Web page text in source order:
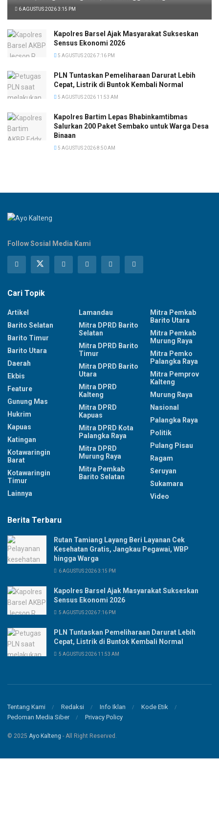
6 AGUSTUS 2026 3:15 PM
Kapolres Barsel Ajak Masyarakat Sukseskan
Sensus Ekonomi 2026
5 AGUSTUS 2026 7:16 PM
PLN Tuntaskan Pemeliharaan Darurat Lebih
Cepat, Listrik di Buntok Kembali Normal
5 AGUSTUS 2026 11:53 AM
Kapolres Bartim Lepas Bhabinkamtibmas
Salurkan 200 Paket Sembako untuk Warga Desa
Binaan
5 AGUSTUS 2026 8:50 AM
Follow Sosial Media Kami
Cari Topik
Artikel
Barito Selatan
Barito Timur
Barito Utara
Daerah
Ekbis
Feature
Gunung Mas
Hukrim
Kapuas
Katingan
Kotawaringin
Barat
Kotawaringin
Timur
Lainnya
Lamandau
Mitra DPRD Barito
Selatan
Mitra DPRD Barito
Timur
Mitra DPRD Barito
Utara
Mitra DPRD
Kalteng
Mitra DPRD
Kapuas
Mitra DPRD Kota
Palangka Raya
Mitra DPRD
Murung Raya
Mitra Pemkab
Barito Selatan
Mitra Pemkab
Barito Utara
Mitra Pemkab
Murung Raya
Mitra Pemko
Palangka Raya
Mitra Pemprov
Kalteng
Murung Raya
Nasional
Palangka Raya
Politik
Pulang Pisau
Ragam
Seruyan
Sukamara
Video
Berita Terbaru
Rutan Tamiang Layang Beri Layanan Cek
Kesehatan Gratis, Jangkau Pegawai, WBP
hingga Warga
6 AGUSTUS 2026 3:15 PM
Kapolres Barsel Ajak Masyarakat Sukseskan
Sensus Ekonomi 2026
5 AGUSTUS 2026 7:16 PM
PLN Tuntaskan Pemeliharaan Darurat Lebih
Cepat, Listrik di Buntok Kembali Normal
5 AGUSTUS 2026 11:53 AM
Tentang Kami Redaksi Info Iklan
Kode Etik
Pedoman Media Siber
Privacy Policy
© 2025 Ayo Kalteng - All Right Reserved.